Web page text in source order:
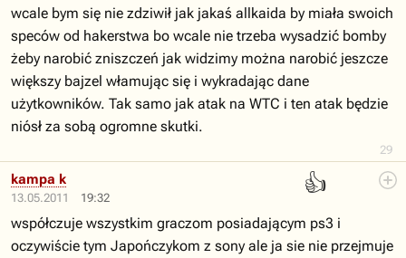
29
wcale bym się nie zdziwił jak jakaś allkaida by miała swoich
speców od hakerstwa bo wcale nie trzeba wysadzić bomby
żeby narobić zniszczeń jak widzimy można narobić jeszcze
większy bajzel włamując się i wykradając dane
użytkowników. Tak samo jak atak na WTC i ten atak będzie
niósł za sobą ogromne skutki.
13.05.2011 19:32
👍
kampa k
współczuje wszystkim graczom posiadającym ps3 i
oczywiście tym Japończykom z sony ale ja sie nie przejmuje